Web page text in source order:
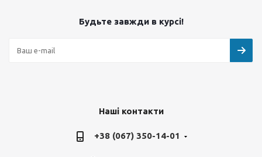
Будьте завжди в курсі!
Наші контакти
+38 (067) 350-14-01